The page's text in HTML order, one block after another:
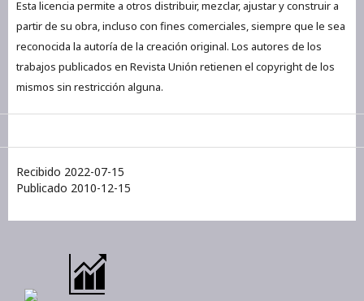
Esta licencia permite a otros distribuir, mezclar, ajustar y construir a
partir de su obra, incluso con fines comerciales, siempre que le sea
reconocida la autoría de la creación original. Los autores de los
trabajos publicados en Revista Unión retienen el copyright de los
mismos sin restricción alguna.
Recibido 2022-07-15
Publicado 2010-12-15